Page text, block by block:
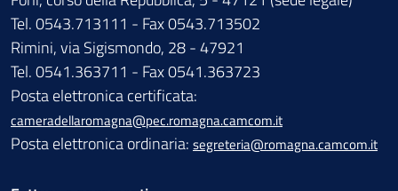
Tel. 0543.713111 - Fax 0543.713502
Rimini, via Sigismondo, 28 - 47921
Tel. 0541.363711 - Fax 0541.363723
Posta elettronica certificata:
cameradellaromagna@pec.romagna.camcom.it
Posta elettronica ordinaria: segreteria@romagna.camcom.it